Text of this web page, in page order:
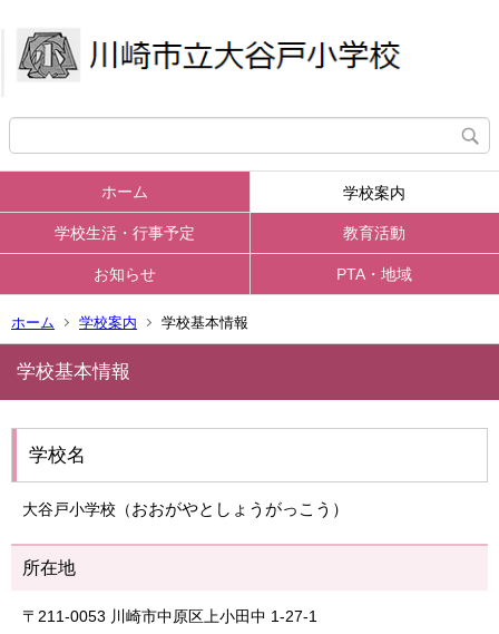
ホーム 学校案内
学校生活・行事予定 教育活動
お知らせ PTA・地域
ホーム 学校案内 学校基本情報
学校基本情報
学校名
大谷戸小学校（おおがやとしょうがっこう）
所在地
〒211-0053 川崎市中原区上小田中 1-27-1